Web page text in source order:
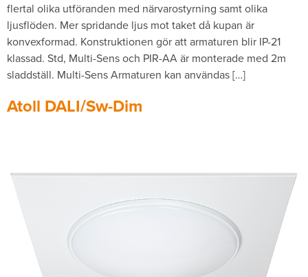
flertal olika utföranden med närvarostyrning samt olika
ljusflöden. Mer spridande ljus mot taket då kupan är
konvexformad. Konstruktionen gör att armaturen blir IP-21
klassad. Std, Multi-Sens och PIR-AA är monterade med 2m
sladdställ. Multi-Sens Armaturen kan användas […]
Atoll DALI/Sw-Dim